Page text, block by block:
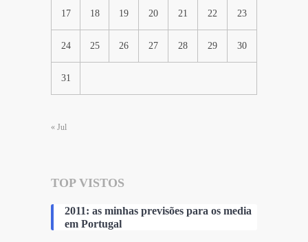
17 18 19 20 21 22 23
24 25 26 27 28 29 30
31
« Jul
TOP VISTOS
2011: as minhas previsões para os media
em Portugal